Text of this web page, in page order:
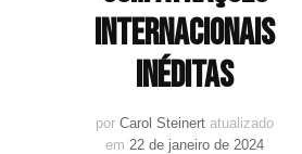
internacionais
inéditas
por Carol Steinert atualizado
em 22 de janeiro de 2024